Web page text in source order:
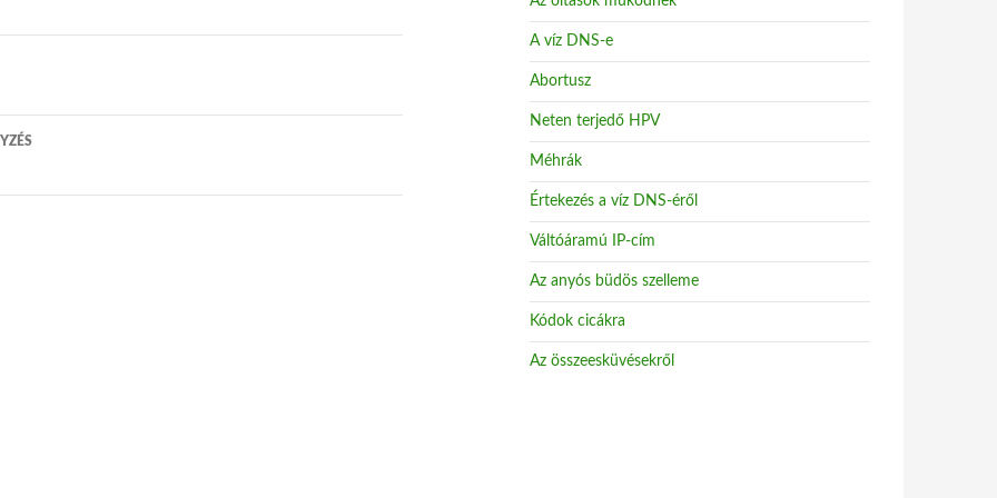
navigáció
A víz DNS-e
Abortusz
Neten terjedő HPV
Méhrák
Értekezés a víz DNS-éről
Váltóáramú IP-cím
Az anyós büdös szelleme
Kódok cicákra
Az összeesküvésekről